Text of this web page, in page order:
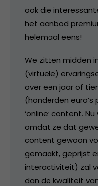
ook die
het aanbod
helemaal eens!
We zitten midden
(virtuele)
over een jaar of
(honderden
‘online’ content.
omdat ze dat
content gewoon
gemaakt, geprijst
interactiviteit) zal
dan de kwaliteit